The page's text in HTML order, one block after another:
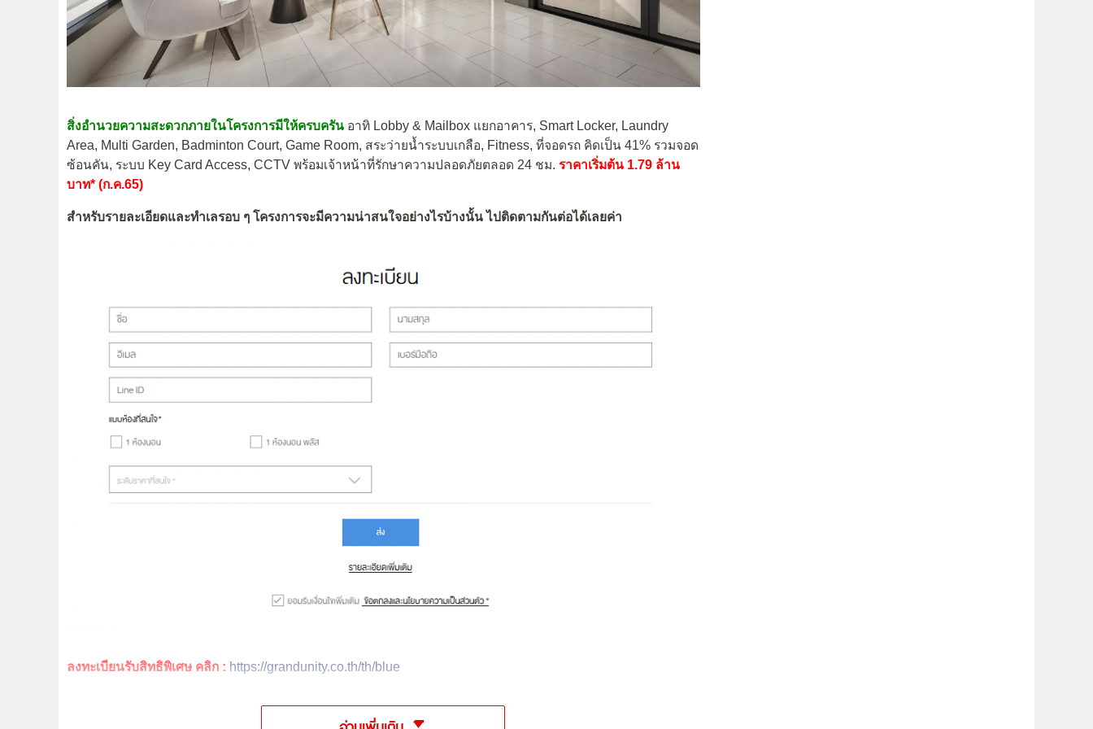
สิ่งอำนวยความสะดวกภายในโครงการมีให้ครบครัน อาทิ Lobby & Mailbox แยกอาคาร, Smart Locker, Laundry
Area, Multi Garden, Badminton Court, Game Room, สระว่ายน้ำระบบเกลือ, Fitness, ที่จอดรถ คิดเป็น 41% รวมจอด
ซ้อนคัน, ระบบ Key Card Access, CCTV พร้อมเจ้าหน้าที่รักษาความปลอดภัยตลอด 24 ชม. ราคาเริ่มต้น 1.79 ล้าน
บาท* (ก.ค.65)
สำหรับรายละเอียดและทำเลรอบ ๆ โครงการจะมีความน่าสนใจอย่างไรบ้างนั้น ไปติดตามกันต่อได้เลยค่า
ลงทะเบียนรับสิทธิพิเศษ คลิก : https://grandunity.co.th/th/blue